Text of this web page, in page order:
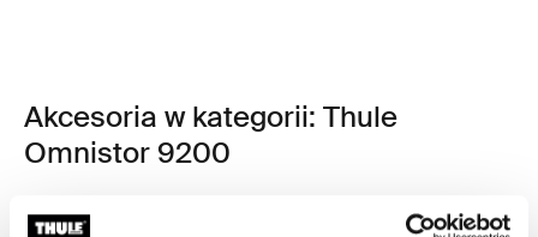
Akcesoria w kategorii: Thule
Omnistor 9200